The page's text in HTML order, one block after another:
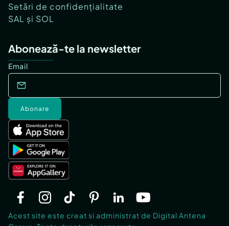
Setări de confidențialitate
SAL și SOL
Abonează-te la newsletter
Email
Abonare
Acest site este creat si administrat de Digital Antena